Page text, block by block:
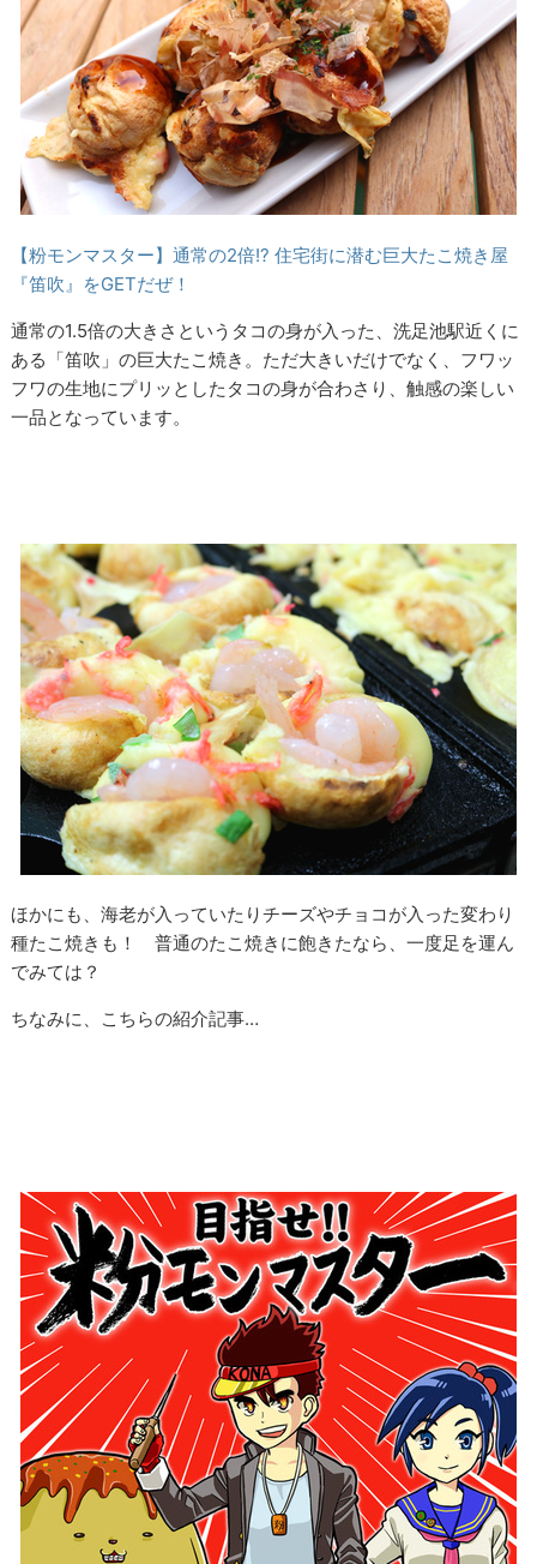
【粉モンマスター】通常の2倍!? 住宅街に潜む巨大たこ焼き屋
『笛吹』をGETだぜ！
通常の1.5倍の大きさというタコの身が入った、洗足池駅近くに
ある「笛吹」の巨大たこ焼き。ただ大きいだけでなく、フワッ
フワの生地にプリッとしたタコの身が合わさり、触感の楽しい
一品となっています。
ほかにも、海老が入っていたりチーズやチョコが入った変わり
種たこ焼きも！ 普通のたこ焼きに飽きたなら、一度足を運ん
でみては？
ちなみに、こちらの紹介記事…